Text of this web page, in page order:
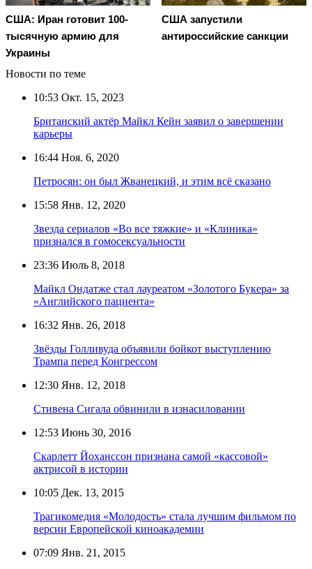
США: Иран готовит 100-
тысячную армию для
Украины
США запустили
антироссийские санкции
Новости по теме
10:53 Окт. 15, 2023
Британский актёр Майкл Кейн заявил о завершении
карьеры
16:44 Ноя. 6, 2020
Петросян: он был Жванецкий, и этим всё сказано
15:58 Янв. 12, 2020
Звезда сериалов «Во все тяжкие» и «Клиника»
признался в гомосексуальности
23:36 Июль 8, 2018
Майкл Ондатже стал лауреатом «Золотого Букера» за
«Английского пациента»
16:32 Янв. 26, 2018
Звёзды Голливуда объявили бойкот выступлению
Трампа перед Конгрессом
12:30 Янв. 12, 2018
Стивена Сигала обвинили в изнасиловании
12:53 Июнь 30, 2016
Скарлетт Йоханссон признана самой «кассовой»
актрисой в истории
10:05 Дек. 13, 2015
Трагикомедия «Молодость» стала лучшим фильмом по
версии Европейской киноакадемии
07:09 Янв. 21, 2015